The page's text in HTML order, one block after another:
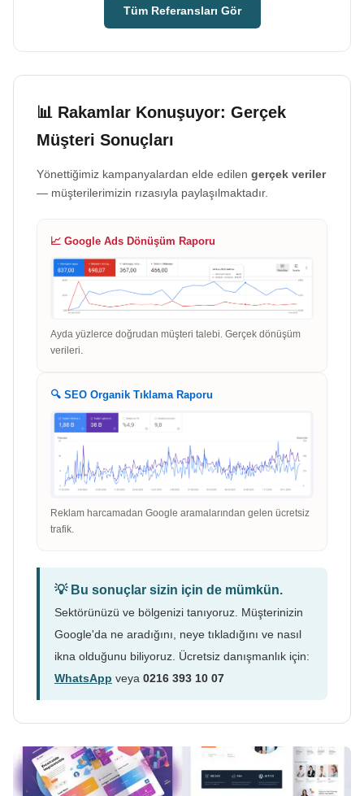
Tüm Referansları Gör
📊 Rakamlar Konuşuyor: Gerçek
Müşteri Sonuçları
Yönettiğimiz kampanyalardan elde edilen gerçek veriler
— müşterilerimizin rızasıyla paylaşılmaktadır.
📈 Google Ads Dönüşüm Raporu
Ayda yüzlerce doğrudan müşteri talebi. Gerçek dönüşüm
verileri.
🔍 SEO Organik Tıklama Raporu
Reklam harcamadan Google aramalarından gelen ücretsiz
trafik.
💡 Bu sonuçlar sizin için de mümkün.
Sektörünüzü ve bölgenizi tanıyoruz. Müşterinizin
Google'da ne aradığını, neye tıkladığını ve nasıl
ikna olduğunu biliyoruz. Ücretsiz danışmanlık için:
WhatsApp veya 0216 393 10 07